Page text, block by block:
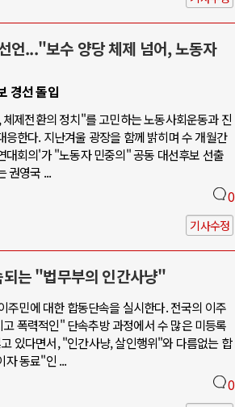
언..."보수 양당 체제 넘어, 노동자
경선 돌입
제전환의 정치"를 고민하는 노동사회운동과 진
한다. 지난겨울 광장을 함께 밝히며 수 개월간
대회의'가 "노동자 민중의" 공동 대선후보 선출
권영국 ...
0
기사수정
는 "법무부의 인간사냥"
주민에 대한 합동단속을 실시한다. 전국의 이주
폭력적인" 단속추방 과정에서 수 많은 미등록
있다면서, "인간사냥, 살인행위"와 다름없는 합
자 동료"인 ...
0